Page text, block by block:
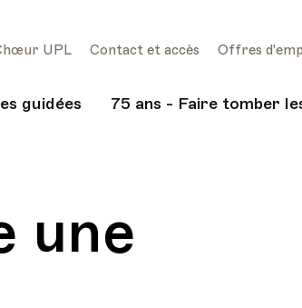
une
guidées 75 ans - Faire tomber
UPL Contact et accès Offres